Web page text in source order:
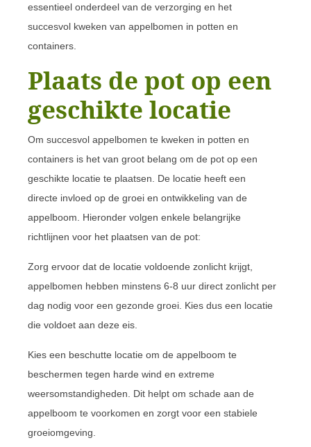
essentieel onderdeel van de verzorging en het
succesvol kweken van appelbomen in potten en
containers.
Plaats de pot op een
geschikte locatie
Om succesvol appelbomen te kweken in potten en
containers is het van groot belang om de pot op een
geschikte locatie te plaatsen. De locatie heeft een
directe invloed op de groei en ontwikkeling van de
appelboom. Hieronder volgen enkele belangrijke
richtlijnen voor het plaatsen van de pot:
Zorg ervoor dat de locatie voldoende zonlicht krijgt,
appelbomen hebben minstens 6-8 uur direct zonlicht per
dag nodig voor een gezonde groei. Kies dus een locatie
die voldoet aan deze eis.
Kies een beschutte locatie om de appelboom te
beschermen tegen harde wind en extreme
weersomstandigheden. Dit helpt om schade aan de
appelboom te voorkomen en zorgt voor een stabiele
groeiomgeving.